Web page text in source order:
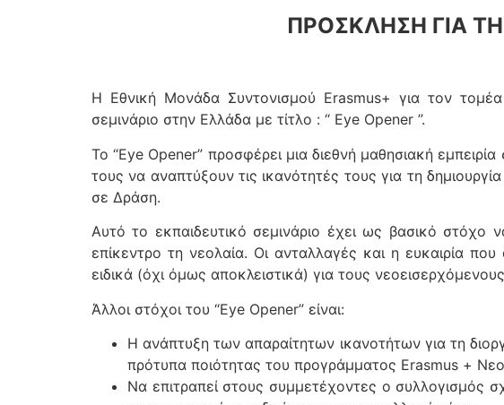
ΠΡΟΣΚΛΗΣΗ ΓΙΑ
Η Εθνική Μονάδα Συντονισμού Erasmus+ για τον
σεμινάριο στην Ελλάδα με τίτλο : “ Eye Opener ”.
Το “Eye Opener” προσφέρει μια διεθνή μαθησιακή
τους να αναπτύξουν τις ικανότητές τους για τη
σε Δράση.
Αυτό το εκπαιδευτικό σεμινάριο έχει ως βασικό
επίκεντρο τη νεολαία. Οι ανταλλαγές και η ευκαιρία
ειδικά (όχι όμως αποκλειστικά) για τους
Άλλοι στόχοι του “Eye Opener” είναι:
H ανάπτυξη των απαραίτητων ικανοτήτων για τη
πρότυπα ποιότητας του προγράμματος Erasmus +
Να επιτραπεί στους συμμετέχοντες ο συλλογισμός